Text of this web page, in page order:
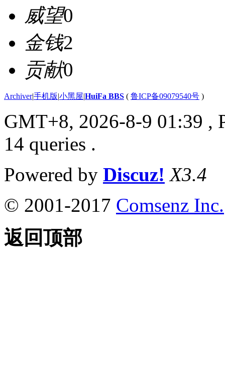
威望0
金钱2
贡献0
Archiver|手机版|小黑屋|HuiFa BBS ( 鲁ICP备09079540号 )
GMT+8, 2026-8-9 01:39 ,
14 queries .
Powered by Discuz! X3.4
© 2001-2017 Comsenz Inc.
返回顶部